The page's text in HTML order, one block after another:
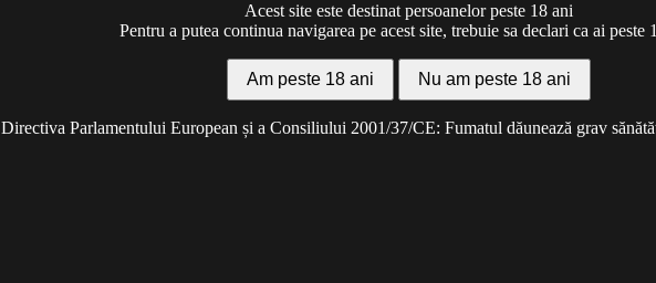
Acest site este destinat persoanelor peste 18 ani
Pentru a putea continua navigarea pe acest site, trebuie sa declari ca ai peste
Am peste 18 ani Nu am peste 18 ani
Directiva Parlamentului European și a Consiliului 2001/37/CE: Fumatul dăunează grav